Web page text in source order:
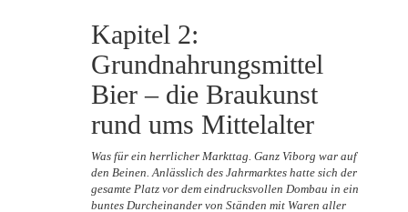
Kapitel 2:
Grundnahrungsmittel
Bier – die Braukunst
rund ums Mittelalter
Was für ein herrlicher Markttag. Ganz Viborg war auf
den Beinen. Anlässlich des Jahrmarktes hatte sich der
gesamte Platz vor dem eindrucksvollen Dombau in ein
buntes Durcheinander von Ständen mit Waren aller